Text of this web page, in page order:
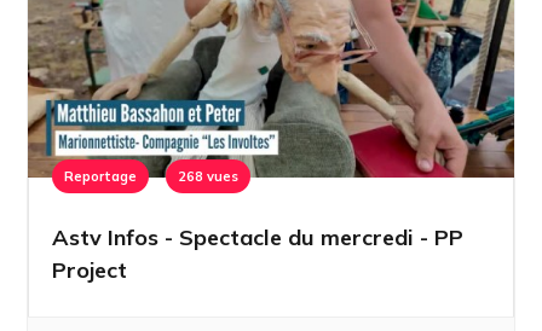
Reportage 268 vues
Astv Infos - Spectacle du mercredi - PP
Project